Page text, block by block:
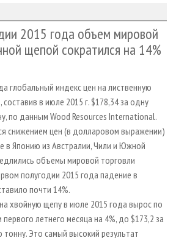
ПЛИТ
REVIEW
2015 года объем мировой
щепой сократился на 14%
глобальный индекс цен на лиственную
в июле 2015 г. $178,34 за одну
по данным Wood Resources International.
снижением цен (в долларовом выражении)
в Японию из Австралии, Чили и Южной
объемы мировой торговли
полугодии 2015 года падение в
почти 14%.
хвойную щепу в июле 2015 года вырос по
летнего месяца на 4%, до $173,2 за
Это самый высокий результат